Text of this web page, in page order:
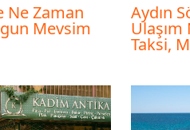
Ne Zaman
Mevsim
Aydın
Ulaşım
Taksi,